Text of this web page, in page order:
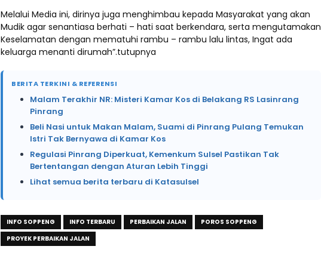
Melalui Media ini, dirinya juga menghimbau kepada Masyarakat yang akan
Mudik agar senantiasa berhati – hati saat berkendara, serta mengutamakan
Keselamatan dengan mematuhi rambu – rambu lalu lintas, Ingat ada
keluarga menanti dirumah”.tutupnya
BERITA TERKINI & REFERENSI
Malam Terakhir NR: Misteri Kamar Kos di Belakang RS Lasinrang
Pinrang
Beli Nasi untuk Makan Malam, Suami di Pinrang Pulang Temukan
Istri Tak Bernyawa di Kamar Kos
Regulasi Pinrang Diperkuat, Kemenkum Sulsel Pastikan Tak
Bertentangan dengan Aturan Lebih Tinggi
Lihat semua berita terbaru di Katasulsel
INFO SOPPENG INFO TERBARU PERBAIKAN JALAN
POROS SOPPENG
PROYEK PERBAIKAN JALAN